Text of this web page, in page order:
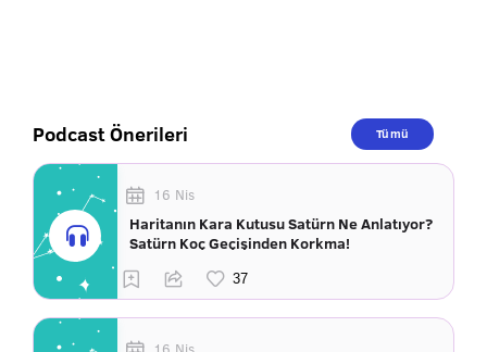
Podcast Önerileri Tümü
16 Nis
Haritanın Kara Kutusu Satürn Ne Anlatıyor?
Satürn Koç Geçişinden Korkma!